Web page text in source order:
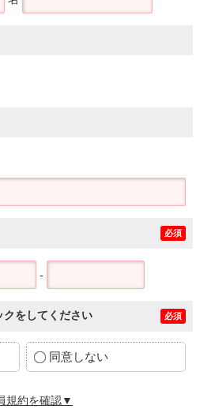
必須
-
をしてください 必須
同意しない
規約を確認▼